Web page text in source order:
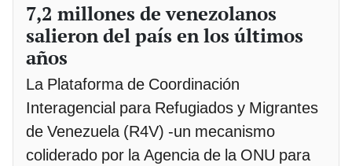
7,2 millones de venezolanos
salieron del país en los últimos
años
La Plataforma de Coordinación
Interagencial para Refugiados y Migrantes
de Venezuela (R4V) -un mecanismo
coliderado por la Agencia de la ONU para